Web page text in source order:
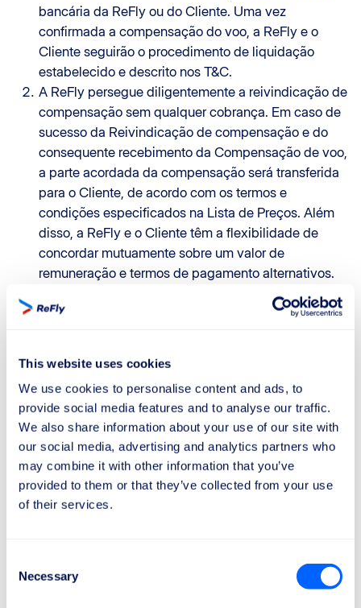
This website uses cookies
We use cookies to personalise content and ads, to
provide social media features and to analyse our traffic.
We also share information about your use of our site with
our social media, advertising and analytics partners who
may combine it with other information that you’ve
provided to them or that they’ve collected from your use
of their services.
Selection
Necessary
bancária da ReFly ou do Cliente. Uma vez
confirmada a compensação do voo, a ReFly e o
Cliente seguirão o procedimento de liquidação
estabelecido e descrito nos T&C.
A ReFly persegue diligentemente a reivindicação de
compensação sem qualquer cobrança. Em caso de
sucesso da Reivindicação de compensação e do
consequente recebimento da Compensação de voo,
a parte acordada da compensação será transferida
para o Cliente, de acordo com os termos e
condições especificados na Lista de Preços. Além
disso, a ReFly e o Cliente têm a flexibilidade de
concordar mutuamente sobre um valor de
remuneração e termos de pagamento alternativos.
Se a ReFly não conseguir alcançar um acordo
transacional com a transportadora aérea em relação
ReFly reserva-se o direito de iniciar uma ação legal.
Esta ação implica um aumento na parcela da
compensação de voo atribuída à ReFly, conforme
indicado na lista de preços.
O Cliente reconhece a possibilidade de
compensação das contrarreivindicações no âmbito
que resultem em custos adicionais para a ReFly, o